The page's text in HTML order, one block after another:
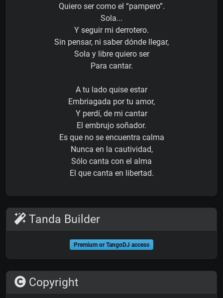
Quiero ser como el “pampero”.
Sola...
Y seguir mi derrotero.
Sin pensar, ni saber dónde llegar,
Sola y libre quiero ser
Para cantar.
A tu lado quise estar
Embriagada por tu amor,
Y perdí, de mi cantar
El embrujo soñador.
Es que no se encuentra calma
Nunca en la cautividad,
Sólo canta con el alma
El que canta en libertad.
Tanda Builder
Premium or TangoDJ access
Copyright